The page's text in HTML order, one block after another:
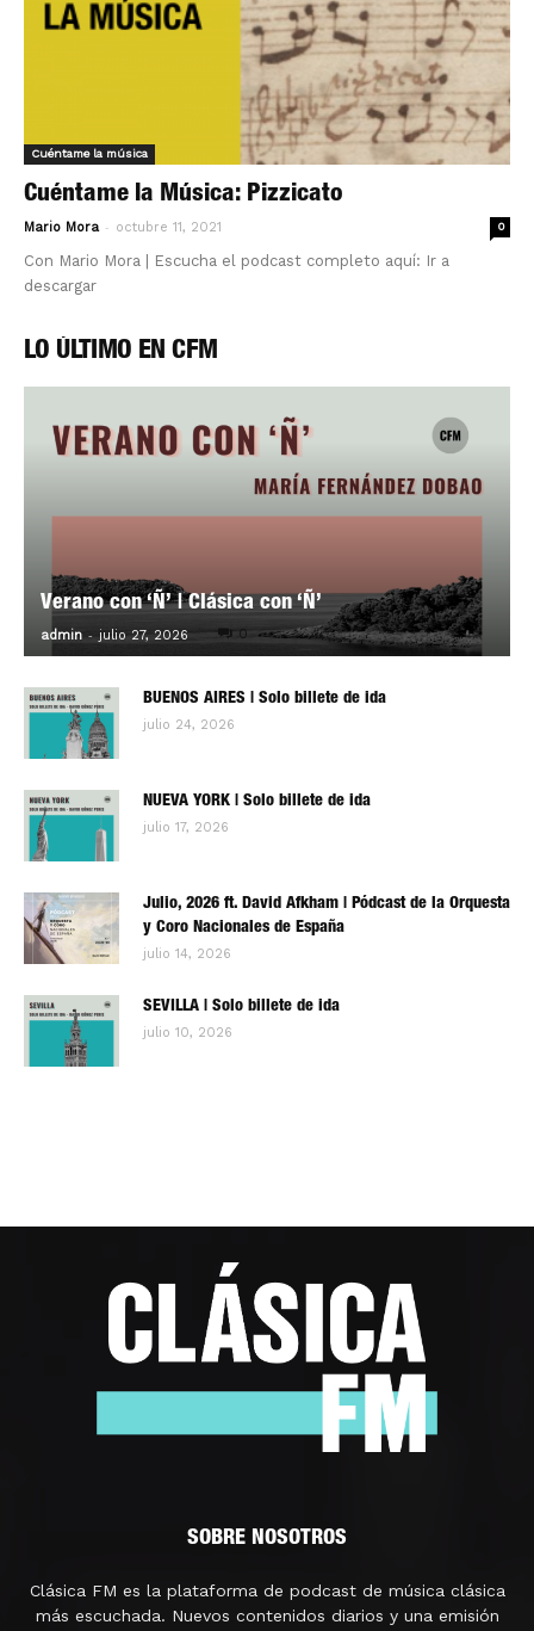
Cuéntame la música
Cuéntame la Música: Pizzicato
Mario Mora - octubre 11, 2021 0
Con Mario Mora | Escucha el podcast completo aquí: Ir a
descargar
LO ÚLTIMO EN CFM
Verano con ‘Ñ’ | Clásica con ‘Ñ’
admin - julio 27, 2026 0
BUENOS AIRES | Solo billete de ida
julio 24, 2026
NUEVA YORK | Solo billete de ida
julio 17, 2026
Julio, 2026 ft. David Afkham | Pódcast de la Orquesta
y Coro Nacionales de España
julio 14, 2026
SEVILLA | Solo billete de ida
julio 10, 2026
SOBRE NOSOTROS
Clásica FM es la plataforma de podcast de música clásica
más escuchada. Nuevos contenidos diarios y una emisión